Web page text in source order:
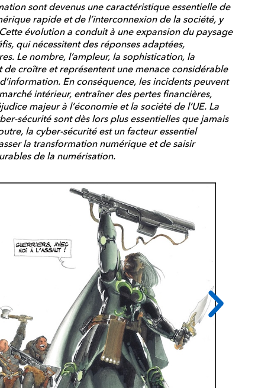
sont devenus une caractéristique essentielle de
rapide et de l’interconnexion de la société, y
évolution a conduit à une expansion du paysage
qui nécessitent des réponses adaptées,
Le nombre, l’ampleur, la sophistication, la
croître et représentent une menace considérable
En conséquence, les incidents peuvent
intérieur, entraîner des pertes financières,
majeur à l’économie et la société de l’UE. La
sécurité sont dès lors plus essentielles que jamais
la cyber-sécurité est un facteur essentiel
la transformation numérique et de saisir
de la numérisation.